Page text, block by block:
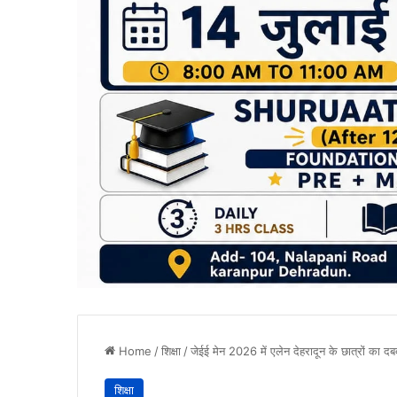
Home /शिक्षा/जेईई मेन 2026 में एलेन देहरादून के छात्रों का
शिक्षा